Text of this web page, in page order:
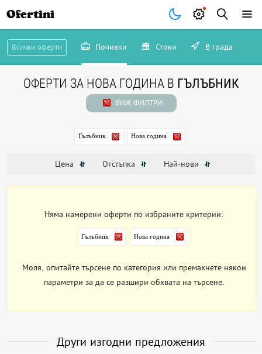
Ofertini
Всички оферти Почивки Стоки В града
ОФЕРТИ ЗА НОВА ГОДИНА В ГЪЛЪБНИК
ВИЖ ФИЛТРИ
Гълъбник Нова година
Цена Отстъпка Най-нови
Няма намерени оферти по избраните критерии:
Гълъбник Нова година
Моля, опитайте търсене по категория или премахнете някои
параметри за да се разшири обхвата на търсене.
Други изгодни предложения